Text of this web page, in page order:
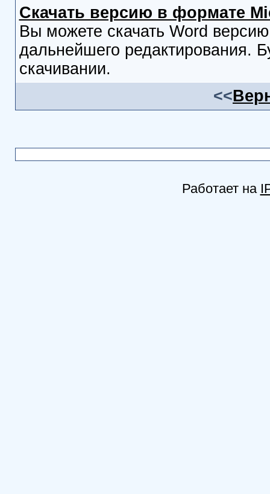
Скачать версию в формате
Вы можете скачать Word
дальнейшего редактирования.
скачивании.
<<
Работает на